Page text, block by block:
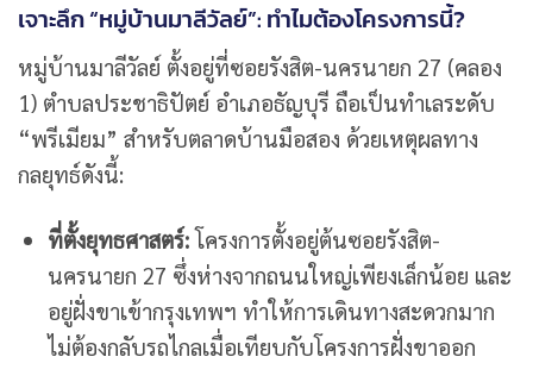
เจาะลึก “หมู่บ้านมาลีวัลย์”: ทำไมต้องโครงการนี้?
หมู่บ้านมาลีวัลย์ ตั้งอยู่ที่ซอยรังสิต-นครนายก 27 (คลอง
1) ตำบลประชาธิปัตย์ อำเภอธัญบุรี ถือเป็นทำเลระดับ
“พรีเมียม” สำหรับตลาดบ้านมือสอง ด้วยเหตุผลทาง
กลยุทธ์ดังนี้:
ที่ตั้งยุทธศาสตร์:โครงการตั้งอยู่ต้นซอยรังสิต-
นครนายก 27 ซึ่งห่างจากถนนใหญ่เพียงเล็กน้อย และ
อยู่ฝั่งขาเข้ากรุงเทพฯ ทำให้การเดินทางสะดวกมาก
ไม่ต้องกลับรถไกลเมื่อเทียบกับโครงการฝั่งขาออก